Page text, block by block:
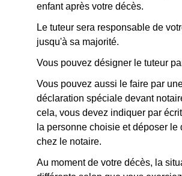
enfant après votre décès.
Le tuteur sera responsable de
jusqu'à sa majorité.
Vous pouvez désigner le tuteur
Vous pouvez aussi le faire par
déclaration spéciale devant
cela, vous devez indiquer par
la personne choisie et déposer le
chez le notaire.
Au moment de votre décès, la